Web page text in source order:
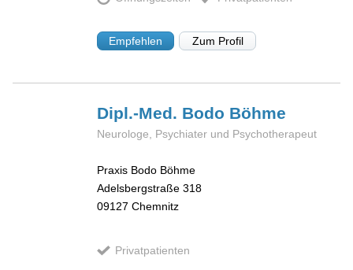
Empfehlen Zum Profil
Dipl.-Med. Bodo Böhme
Neurologe, Psychiater und Psychotherapeut
Praxis Bodo Böhme
Adelsbergstraße 318
09127 Chemnitz
Privatpatienten